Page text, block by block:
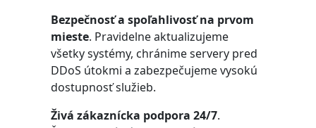
Bezpečnosť a spoľahlivosť na prvom
mieste. Pravidelne aktualizujeme
všetky systémy, chránime servery pred
DDoS útokmi a zabezpečujeme vysokú
dostupnosť služieb.
Živá zákaznícka podpora 24/7.